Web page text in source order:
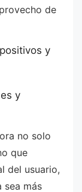
de
y
y
no solo
que
del usuario,
sea más